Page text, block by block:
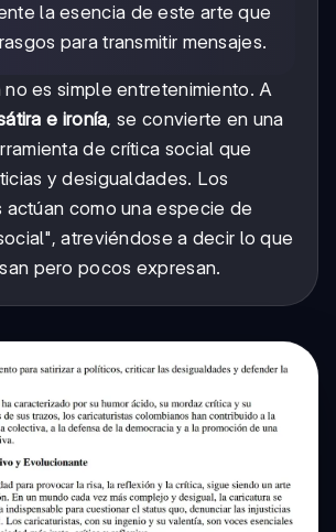
la esencia de este arte que
para transmitir mensajes.
no es simple entretenimiento. A
e ironía, se convierte en una
de crítica social que
y desigualdades. Los
actúan como una especie de
atreviéndose a decir lo que
pero pocos expresan.